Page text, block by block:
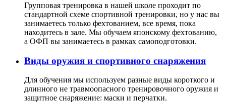
Групповая тренировка в нашей школе проходит по
стандартной схеме спортивной тренировки, но у нас вы
занимаетесь только фехтованием, все время, пока
находитесь в зале. Мы обучаем японскому фехтованию,
а ОФП вы занимаетесь в рамках самоподготовки.
Виды оружия и спортивного снаряжения
Для обучения мы используем разные виды короткого и
длинного не травмоопасного тренировочного оружия и
защитное снаряжение: маски и перчатки.